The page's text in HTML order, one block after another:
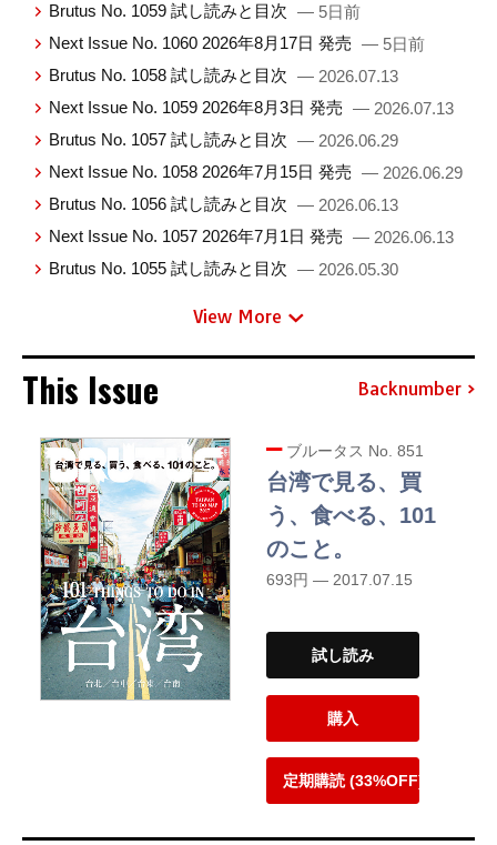
Brutus No. 1059 試し読みと目次 — 5日前
Next Issue No. 1060 2026年8月17日 発売 — 5日前
Brutus No. 1058 試し読みと目次 — 2026.07.13
Next Issue No. 1059 2026年8月3日 発売 — 2026.07.13
Brutus No. 1057 試し読みと目次 — 2026.06.29
Next Issue No. 1058 2026年7月15日 発売 — 2026.06.29
Brutus No. 1056 試し読みと目次 — 2026.06.13
Next Issue No. 1057 2026年7月1日 発売 — 2026.06.13
Brutus No. 1055 試し読みと目次 — 2026.05.30
View More
This Issue Backnumber
ブルータス No. 851
台湾で見る、買
う、食べる、101
のこと。
693円 — 2017.07.15
試し読み
購入
定期購読 (33%OFF)